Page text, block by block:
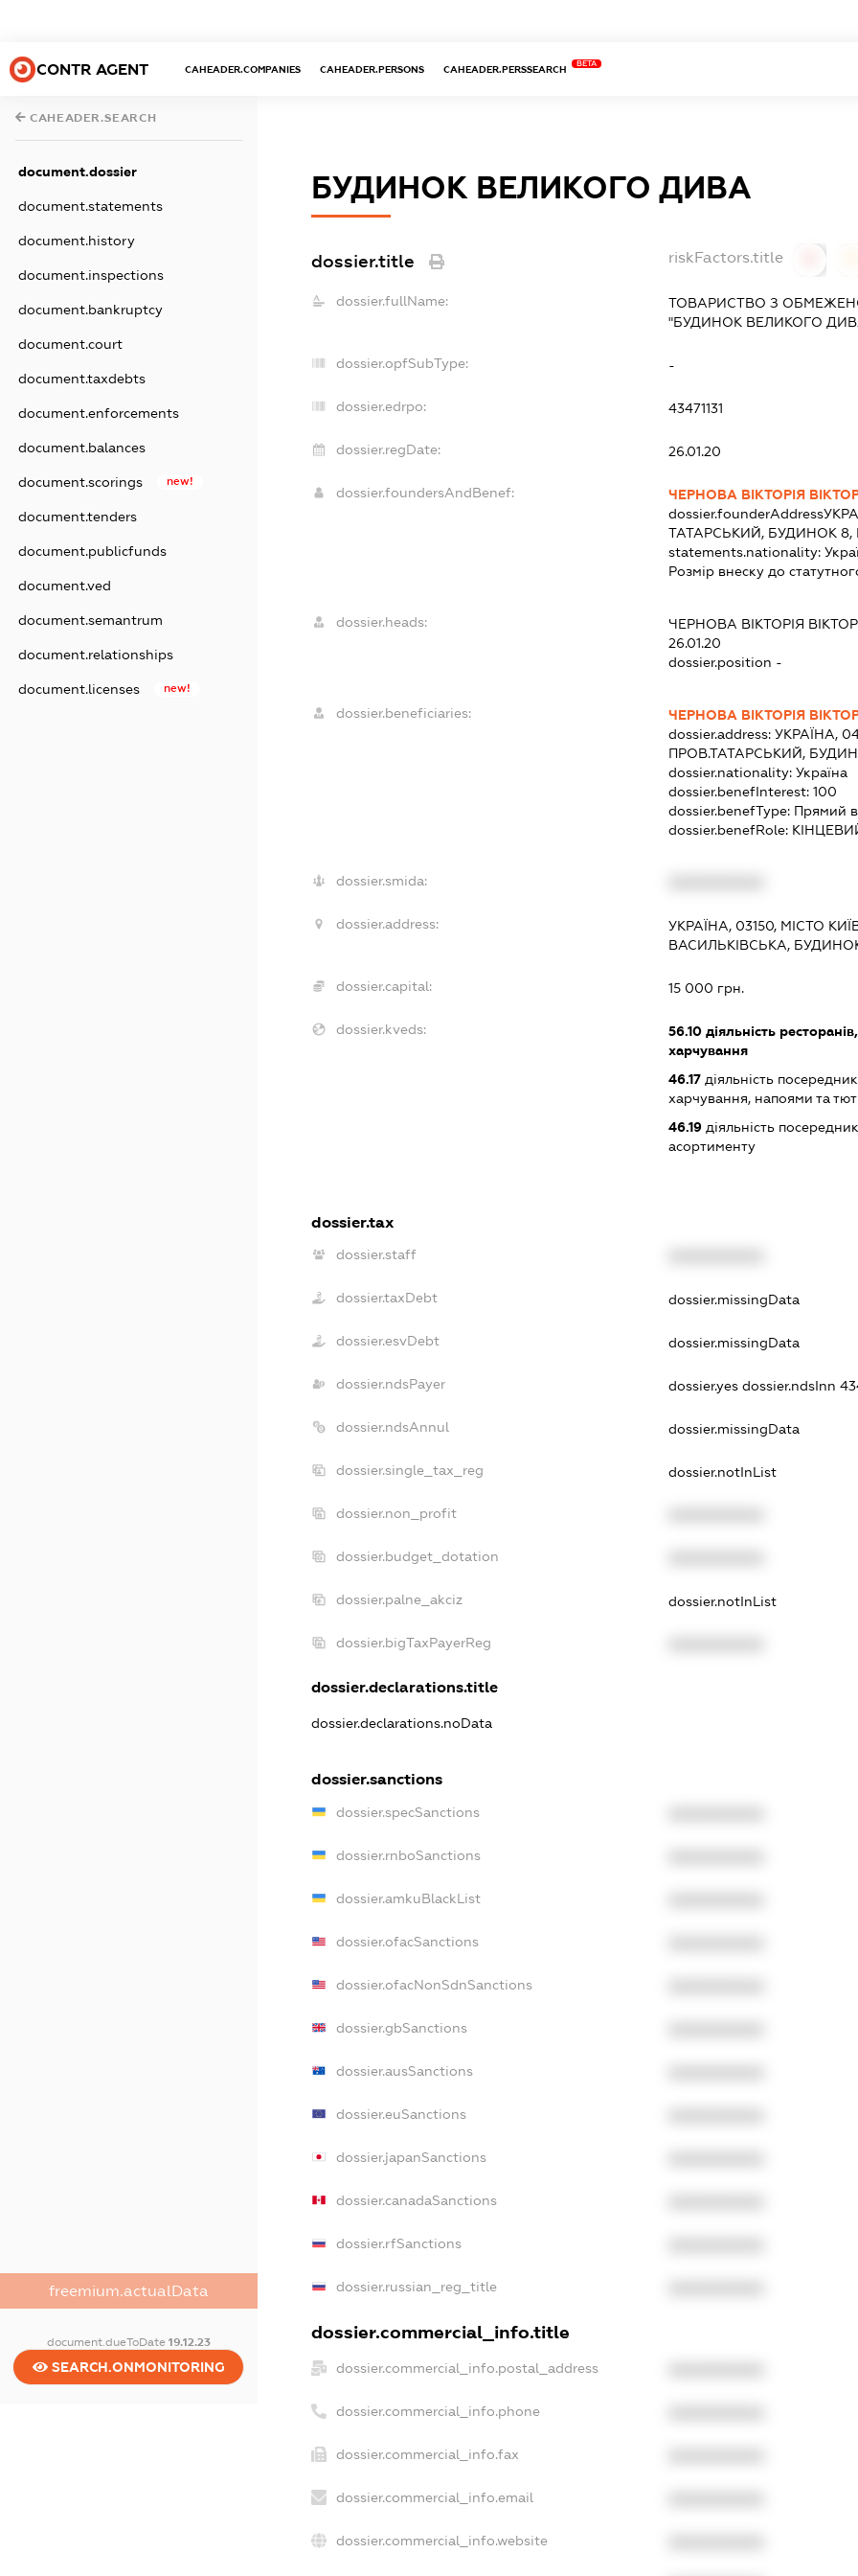
CONTR AGENT CAHEADER.COMPANIES CAHEADER.PERSONS CAHEADER.PERSSEARCH
BETA
CAHEADER.SEARCH
document.dossier
document.statements
document.history
document.inspections
document.bankruptcy
document.court
document.taxdebts
document.enforcements
document.balances
document.scorings new!
document.tenders
document.publicfunds
document.ved
document.semantrum
document.relationships
document.licenses new!
freemium.actualData
document.dueToDate 19.12.23
SEARCH.ONMONITORING
БУДИНОК ВЕЛИКОГО ДИВА
dossier.title riskFactors.title
dossier.fullName:
ТОВАРИСТВО З
"БУДИНОК ВЕЛИКОГО
dossier.opfSubType: -
dossier.edrpo: 43471131
dossier.regDate: 26.01.20
dossier.foundersAndBenef:
ЧЕРНОВА ВІКТОРІЯ
dossier.founderAddress
ТАТАРСЬКИЙ, БУДИНОК 8,
statements.nationality:
Розмір внеску до
dossier.heads: ЧЕРНОВА ВІКТОРІЯ
26.01.20
dossier.position -
dossier.beneficiaries:
ЧЕРНОВА ВІКТОРІЯ
dossier.address: УКРАЇНА,
ПРОВ.ТАТАРСЬКИЙ,
dossier.nationality: Україна
dossier.benefInterest: 100
dossier.benefType: Прямий
dossier.benefRole:
dossier.smida:
dossier.address:
УКРАЇНА, 03150, МІСТО
ВАСИЛЬКІВСЬКА,
dossier.capital: 15 000 грн.
dossier.kveds: 56.10діяльність
харчування
46.17діяльність
харчування, напоями та
46.19діяльність
асортименту
dossier.tax
dossier.staff
dossier.taxDebt dossier.missingData
dossier.esvDebt dossier.missingData
dossier.ndsPayer dossier.yes dossier.ndsInn
dossier.ndsAnnul dossier.missingData
dossier.single_tax_reg dossier.notInList
dossier.non_profit
dossier.budget_dotation
dossier.palne_akciz dossier.notInList
dossier.bigTaxPayerReg
dossier.declarations.title
dossier.declarations.noData
dossier.sanctions
dossier.specSanctions
dossier.rnboSanctions
dossier.amkuBlackList
dossier.ofacSanctions
dossier.ofacNonSdnSanctions
dossier.gbSanctions
dossier.ausSanctions
dossier.euSanctions
dossier.japanSanctions
dossier.canadaSanctions
dossier.rfSanctions
dossier.russian_reg_title
dossier.commercial_info.title
dossier.commercial_info.postal_address
dossier.commercial_info.phone
dossier.commercial_info.fax
dossier.commercial_info.email
dossier.commercial_info.website